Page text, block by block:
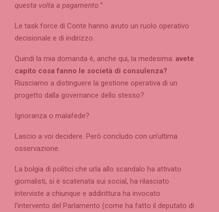
questa volta a pagamento.”
Le task force di Conte hanno avuto un ruolo operativo
decisionale e di indirizzo.
Quindi la mia domanda è, anche qui, la medesima: avete
capito cosa fanno le società di consulenza?
Riusciamo a distinguere la gestione operativa di un
progetto dalla governance dello stesso?
Ignoranza o malafede?
Lascio a voi decidere. Però concludo con un’ultima
osservazione.
La bolgia di politici che urla allo scandalo ha attivato
giornalisti, si è scatenata sui social, ha rilasciato
interviste a chiunque e addirittura ha invocato
l’intervento del Parlamento (come ha fatto il deputato di